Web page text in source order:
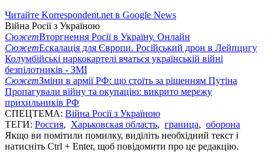
Читайте Korrespondent.net в Google News
Війна Росії з Україною
СюжетВторгнення Росії в Україну. Онлайн
СюжетЕскалація для Європи. Російський дрон в Лейпцигу
Колумбійські наркокартелі вчаться українській війні
безпілотників - ЗМІ
СюжетЗміни в армії РФ: що стоїть за рішенням Путіна
Пропагували війну та окупацію: викрито мережу
прихильників РФ
СПЕЦТЕМА: Війна Росії з Україною
ТЕГИ: Россия, Харьковская область, граница, оборона
Якщо ви помітили помилку, виділіть необхідний текст і
натисніть Ctrl + Enter, щоб повідомити про це редакцію.